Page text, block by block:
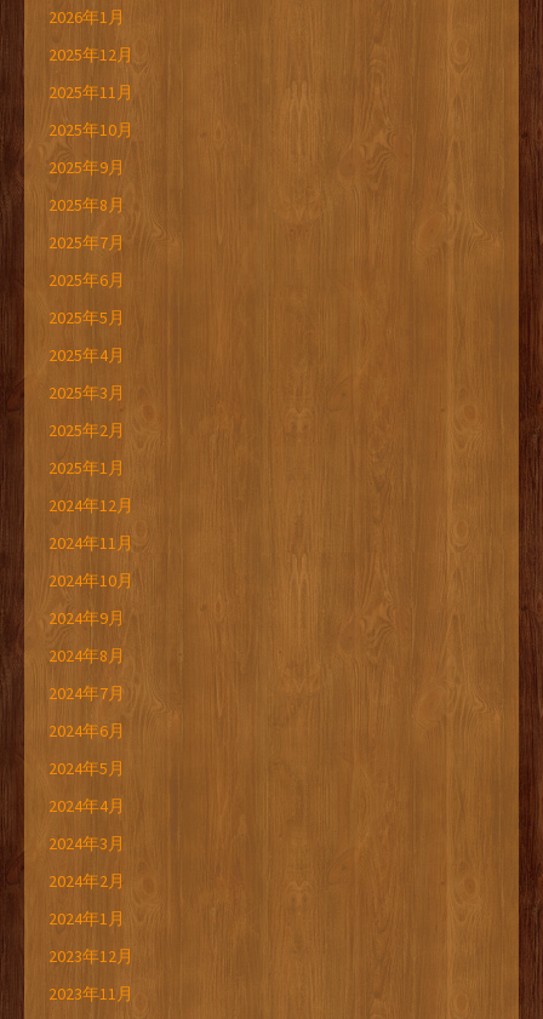
2026年1月
2025年12月
2025年11月
2025年10月
2025年9月
2025年8月
2025年7月
2025年6月
2025年5月
2025年4月
2025年3月
2025年2月
2025年1月
2024年12月
2024年11月
2024年10月
2024年9月
2024年8月
2024年7月
2024年6月
2024年5月
2024年4月
2024年3月
2024年2月
2024年1月
2023年12月
2023年11月